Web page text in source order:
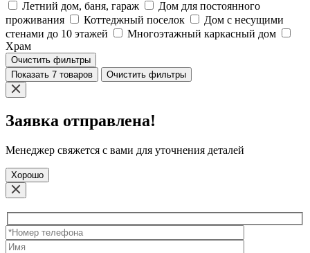
Летний дом, баня, гараж
Дом для постоянного
проживания
Коттеджный поселок
Дом с несущими
стенами до 10 этажей
Многоэтажный каркасный дом
Храм
Очистить фильтры
Показать 7 товаров
Очистить фильтры
Заявка отправлена!
Менеджер свяжется с вами для уточнения деталей
Хорошо